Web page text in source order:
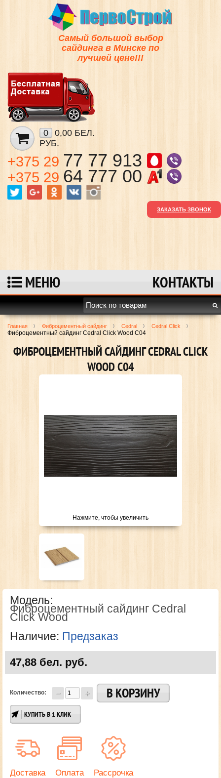
Самый большой выбор
сайдинга в Минске по
лучшей цене!!!
0
0,00 БЕЛ.
РУБ.
+375 29 77 77 913
+375 29 64 777 00
ЗАКАЗАТЬ ЗВОНОК
МЕНЮ КОНТАКТЫ
Главная Фиброцементный сайдинг Cedral Cedral Click
Фиброцементный сайдинг Cedral Click Wood С04
ФИБРОЦЕМЕНТНЫЙ САЙДИНГ CEDRAL CLICK
WOOD С04
Нажмите, чтобы увеличить
Модель:
Фиброцементный сайдинг Cedral
Click Wood
Наличие: Предзаказ
47,88 бел. руб.
Количество:
КУПИТЬ В 1 КЛИК
Доставка Оплата Рассрочка